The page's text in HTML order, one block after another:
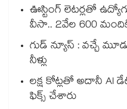
ఊస్టింగ్ లెటర్లతో
వీసా.. 2వేల 600
గుడ్ న్యూస్ : వచ్చే
నీళ్లు
లక్ష కోట్లతో అదానీ AI
ఫిక్స్ చేశారు